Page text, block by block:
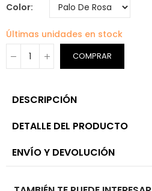
Color
Últimas unidades en stock
COMPRAR
DESCRIPCIÓN
DETALLE DEL PRODUCTO
ENVÍO Y DEVOLUCIÓN